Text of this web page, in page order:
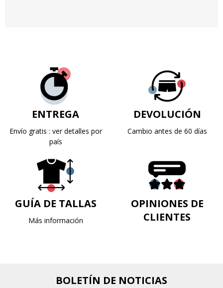
ENTREGA
Envío gratis : ver detalles por
país
DEVOLUCIÓN
Cambio antes de 60 días
GUÍA DE TALLAS
Más información
OPINIONES DE
CLIENTES
BOLETÍN DE NOTICIAS